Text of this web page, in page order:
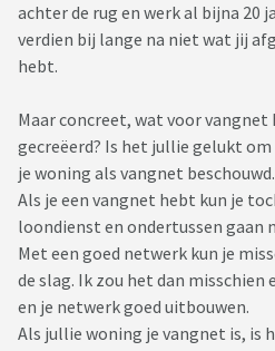
achter de rug en werk al bijna 20
verdien bij lange na niet wat jij
hebt.
Maar concreet, wat voor vangnet
gecreëerd? Is het jullie gelukt
je woning als vangnet beschouwd.
Als je een vangnet hebt kun je
loondienst en ondertussen gaan
Met een goed netwerk kun je
de slag. Ik zou het dan
en je netwerk goed uitbouwen.
Als jullie woning je vangnet is, is